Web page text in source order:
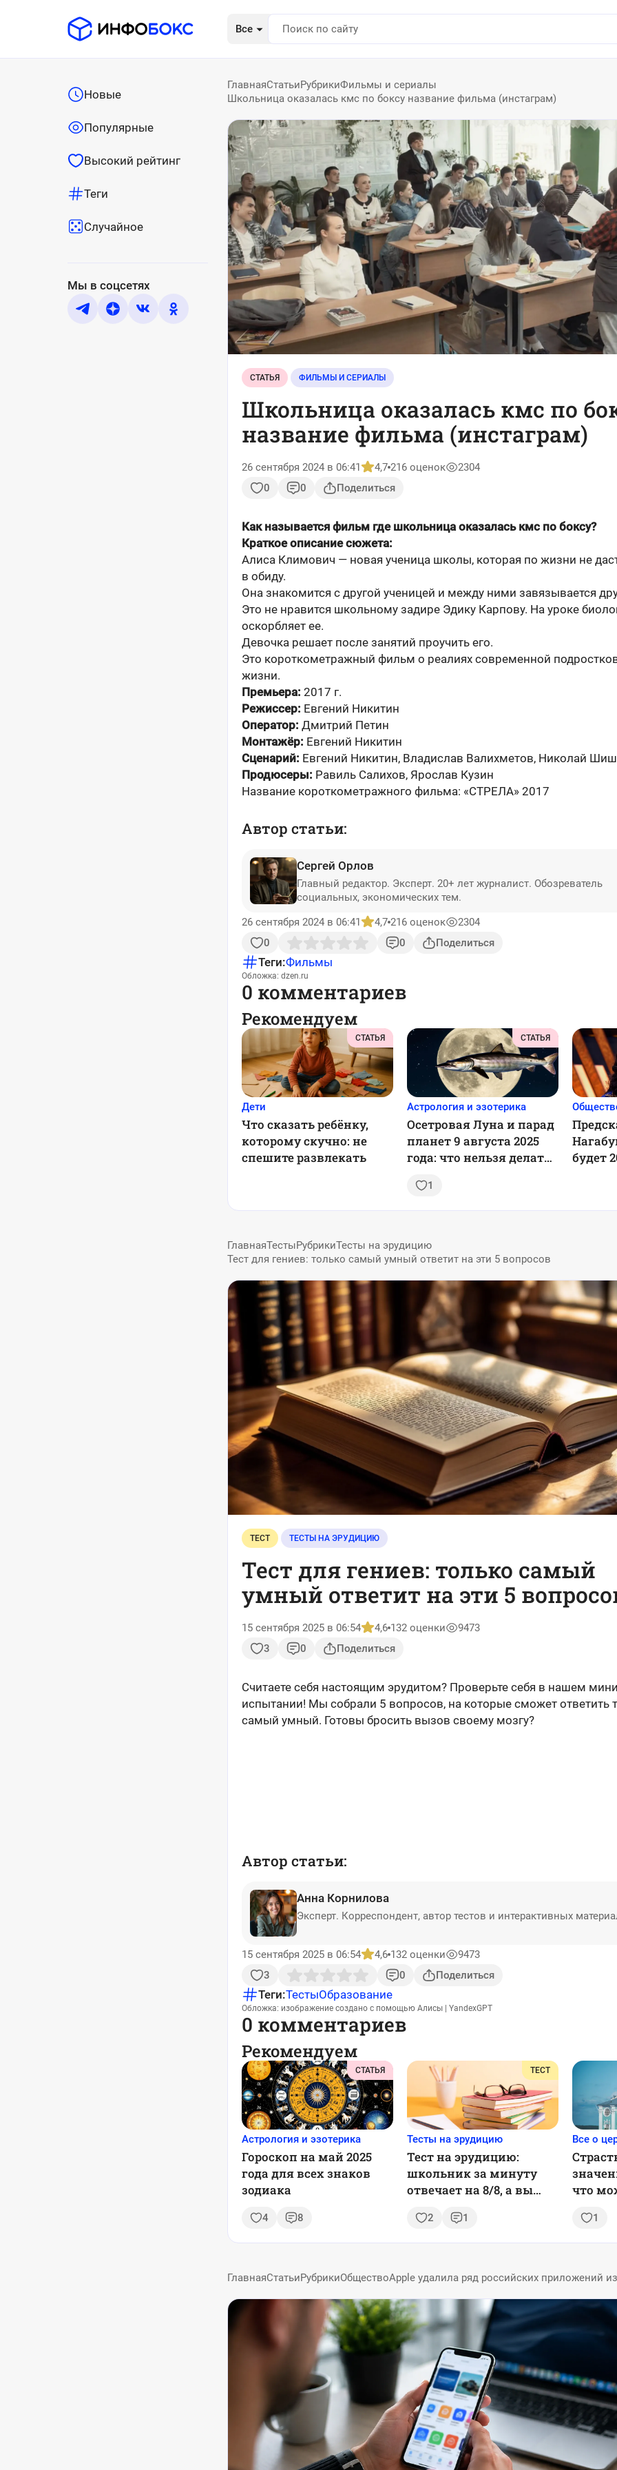
Все
Новые
Популярные
Высокий рейтинг
Теги
Случайное
Мы в соцсетях
ГлавнаяСтатьиРубрикиФильмы и сериалы
Школьница оказалась кмс по боксу название фильма (инстаграм)
СТАТЬЯ ФИЛЬМЫ И СЕРИАЛЫ
Школьница оказалась кмс по
название фильма (инстаграм)
26 сентября 2024 в 06:41 4,7 216 оценок
2304
0
0 Поделиться
Как называется фильм где школьница оказалась кмс по боксу?
Краткое описание сюжета:
Алиса Климович — новая ученица школы, которая по жизни не
в обиду.
Она знакомится с другой ученицей и между ними завязывается
Это не нравится школьному задире Эдику Карпову. На уроке
оскорбляет ее.
Девочка решает после занятий проучить его.
Это короткометражный фильм о реалиях современной
жизни.
Премьера: 2017 г.
Режиссер: Евгений Никитин
Оператор: Дмитрий Петин
Монтажёр: Евгений Никитин
Сценарий: Евгений Никитин, Владислав Валихметов, Николай
Продюсеры: Равиль Салихов, Ярослав Кузин
Название короткометражного фильма: «СТРЕЛА» 2017
Автор статьи:
Сергей Орлов
Главный редактор. Эксперт. 20+ лет журналист. Обозреватель
социальных, экономических тем.
26 сентября 2024 в 06:41
4,7 216 оценок
2304
0
0 Поделиться
Теги:Фильмы
Обложка: dzen.ru
0 комментариев
Рекомендуем
СТАТЬЯ
Дети
Что сказать ребёнку,
которому скучно: не
спешите развлекать
СТАТЬЯ
Астрология и эзотерика
Осетровая Луна и парад
планет 9 августа 2025
года: что нельзя делать
1
будет
ГлавнаяТестыРубрикиТесты на эрудицию
Тест для гениев: только самый умный ответит на эти 5 вопросов
ТЕСТ ТЕСТЫ НА ЭРУДИЦИЮ
Тест для гениев: только самый
умный ответит на эти 5
15 сентября 2025 в 06:54 4,6 132 оценки
9473
3
0 Поделиться
Считаете себя настоящим эрудитом? Проверьте себя в нашем
испытании! Мы собрали 5 вопросов, на которые сможет ответить
самый умный. Готовы бросить вызов своему мозгу?
Автор статьи:
Анна Корнилова
Эксперт. Корреспондент, автор тестов и интерактивных
15 сентября 2025 в 06:54 4,6 132 оценки
9473
3
0 Поделиться
Теги:ТестыОбразование
Обложка: изображение создано с помощью Алисы | YandexGPT
0 комментариев
Рекомендуем
СТАТЬЯ
Астрология и эзотерика
Гороскоп на май 2025
года для всех знаков
зодиака
4 8
ТЕСТ
Тесты на эрудицию
Тест на эрудицию:
школьник за минуту
отвечает на 8/8, а вы
2 1
Все о
что
1
ГлавнаяСтатьиРубрикиОбществоApple удалила ряд российских приложений